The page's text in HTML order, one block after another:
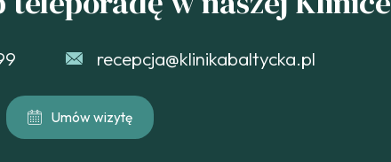
recepcja@klinikabaltycka.pl
Umów wizytę